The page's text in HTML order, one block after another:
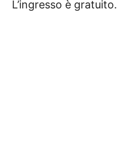
L’ingresso è gratuito.